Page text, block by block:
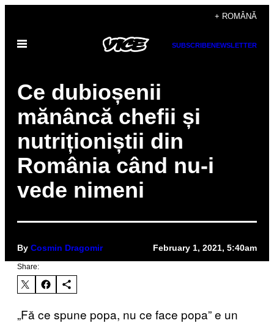
content
+ ROMÂNĂ
Open
SUBSCRIBENEWSLETTER
Ce dubioșenii
mănâncă chefii și
nutriționiștii din
România când nu-i
vede nimeni
By Cosmin Dragomir February 1, 2021, 5:40am
Share:
„Fă ce spune popa, nu ce face popa” e un